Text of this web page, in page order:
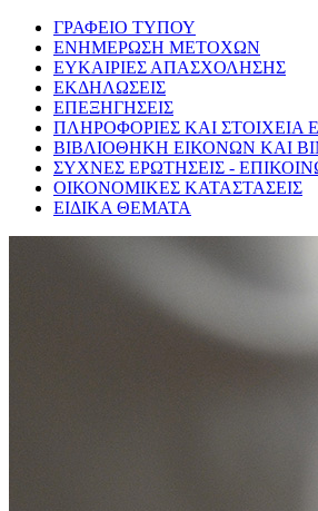
ΓΡΑΦΕΙΟ ΤΥΠΟΥ
ΕΝΗΜΕΡΩΣΗ ΜΕΤΟΧΩΝ
ΕΥΚΑΙΡΙΕΣ ΑΠΑΣΧΟΛΗΣΗΣ
ΕΚΔΗΛΩΣΕΙΣ
ΕΠΕΞΗΓΗΣΕΙΣ
ΠΛΗΡΟΦΟΡΙΕΣ ΚΑΙ ΣΤΟΙΧΕΙΑ
ΒΙΒΛΙΟΘΗΚΗ ΕΙΚΟΝΩΝ ΚΑΙ
ΣΥΧΝΕΣ ΕΡΩΤΗΣΕΙΣ -
ΟΙΚΟΝΟΜΙΚΕΣ ΚΑΤΑΣΤΑΣΕΙΣ
ΕΙΔΙΚΑ ΘΕΜΑΤΑ